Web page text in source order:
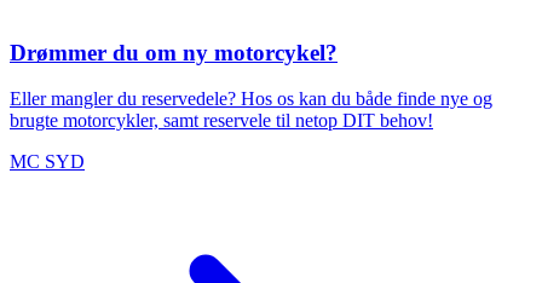
Drømmer du om ny motorcykel?
Eller mangler du reservedele? Hos os kan du både finde nye og
brugte motorcykler, samt reservele til netop DIT behov!
MC SYD